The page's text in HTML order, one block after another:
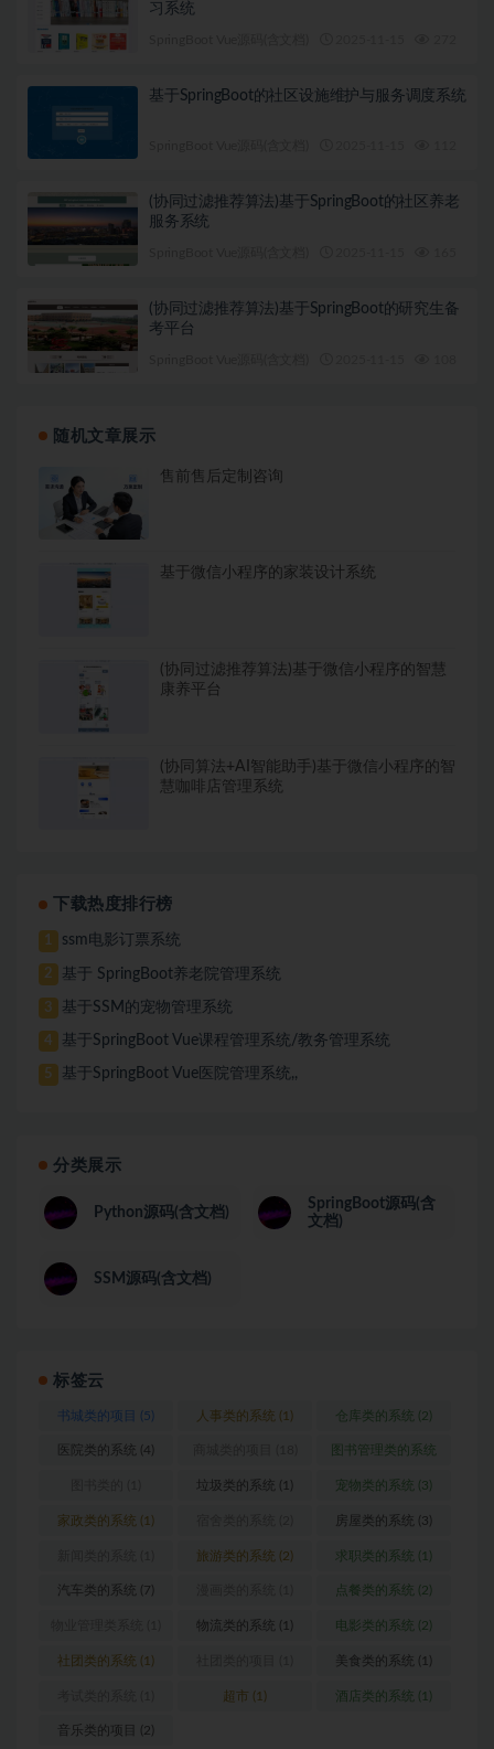
习系统
基于SpringBoot的社区设施维护与服务调度系统
(协同过滤推荐算法)基于SpringBoot的社区养老
服务系统
(协同过滤推荐算法)基于SpringBoot的研究生备
考平台
随机文章展示
售前售后定制咨询
基于微信小程序的家装设计系统
(协同过滤推荐算法)基于微信小程序的智慧
康养平台
(协同算法+AI智能助手)基于微信小程序的智
慧咖啡店管理系统
下载热度排行榜
1 ssm电影订票系统
2 基于 SpringBoot养老院管理系统
3 基于SSM的宠物管理系统
4 基于SpringBoot Vue课程管理系统/教务管理系统
5 基于SpringBoot Vue医院管理系统,,
分类展示
Python源码(含文档)
SpringBoot源码(含
文档)
SSM源码(含文档)
标签云
书城类的项目 (5) 人事类的系统 (1) 仓库类的系统 (2)
医院类的系统 (4) 图书管理类的系统
(1)
垃圾类的系统 (1) 宠物类的系统 (3)
家政类的系统 (1) 房屋类的系统 (3)
旅游类的系统 (2) 求职类的系统 (1)
汽车类的系统 (7) 点餐类的系统 (2)
物流类的系统 (1) 电影类的系统 (2)
社团类的系统 (1) 美食类的系统 (1)
超市 (1) 酒店类的系统 (1)
音乐类的项目 (2)